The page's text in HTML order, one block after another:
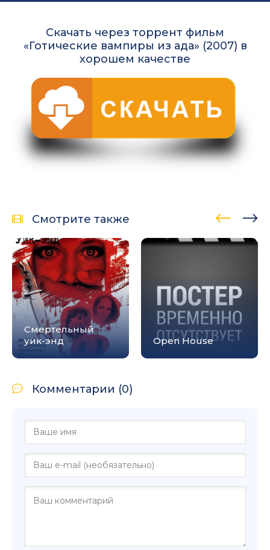
Скачать через торрент фильм
«Готические вампиры из ада» (2007) в
хорошем качестве
Смотрите также
Смертельный
уик-энд
Open House
Комментарии (0)